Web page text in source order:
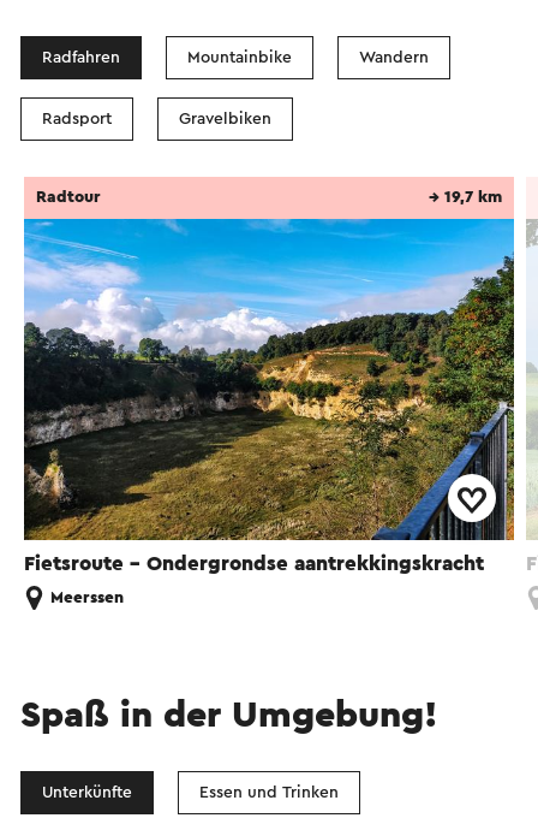
Radfahren Mountainbike Wandern
Radsport Gravelbiken
Fietsroute - Ondergrondse aantrekkingskracht
Radtour → 19,7 km
Meerssen
Spaß in der Umgebung!
Unterkünfte Essen und Trinken